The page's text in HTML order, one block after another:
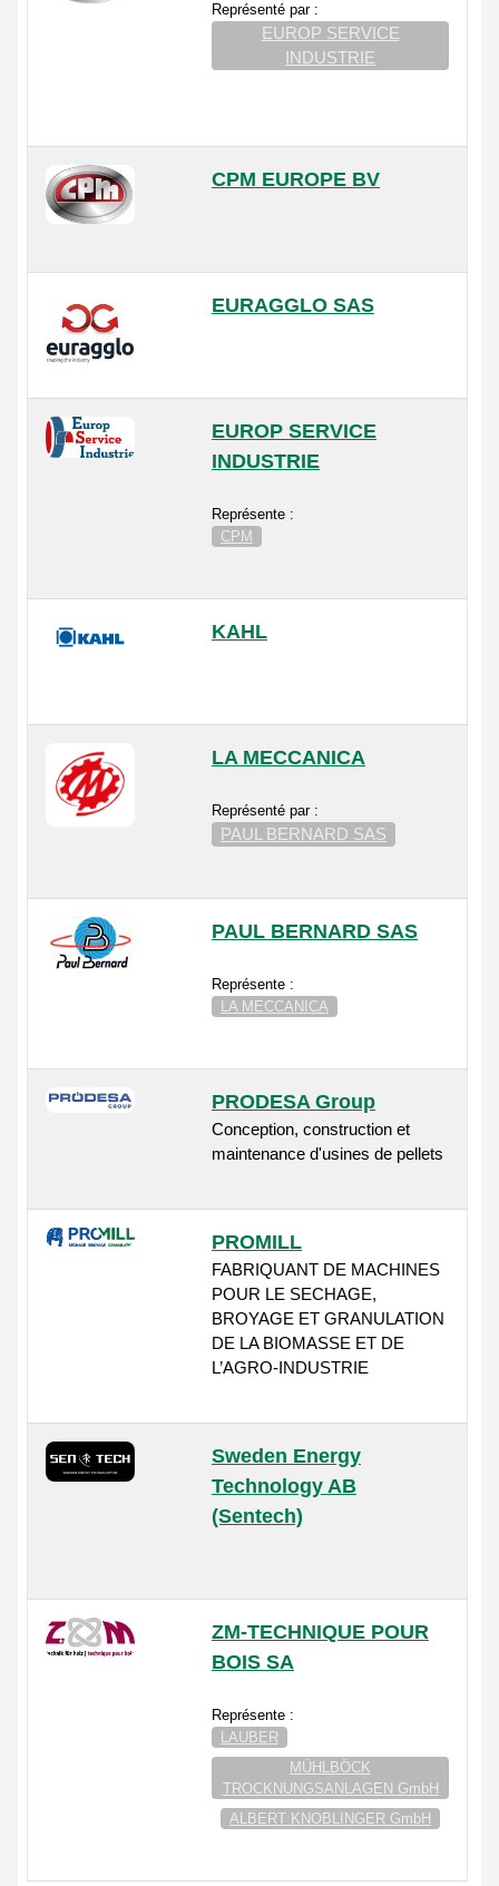
Représenté par :
EUROP SERVICE
INDUSTRIE
CPM EUROPE BV
EURAGGLO SAS
EUROP SERVICE
INDUSTRIE
Représente :
CPM
KAHL
LA MECCANICA
Représenté par :
PAUL BERNARD SAS
PAUL BERNARD SAS
Représente :
LA MECCANICA
PRODESA Group
Conception, construction et
maintenance d'usines de pellets
PROMILL
FABRIQUANT DE MACHINES
POUR LE SECHAGE,
BROYAGE ET GRANULATION
DE LA BIOMASSE ET DE
L’AGRO-INDUSTRIE
Sweden Energy
Technology AB
(Sentech)
ZM-TECHNIQUE POUR
BOIS SA
Représente :
LAUBER
MÜHLBÖCK
TROCKNUNGSANLAGEN GmbH
ALBERT KNOBLINGER GmbH